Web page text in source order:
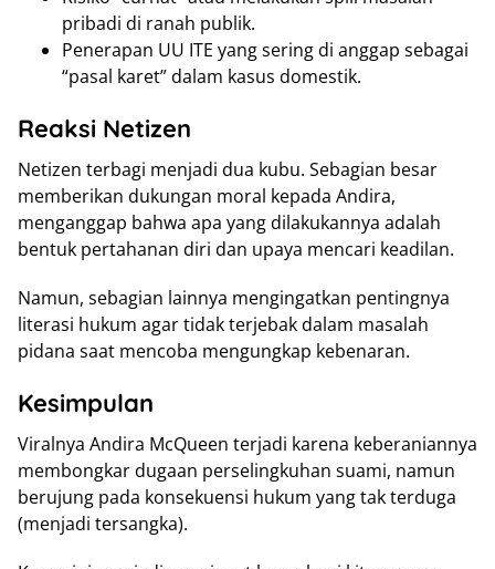
pribadi di ranah publik.
Penerapan UU ITE yang sering di anggap sebagai
“pasal karet” dalam kasus domestik.
Reaksi Netizen
Netizen terbagi menjadi dua kubu. Sebagian besar
memberikan dukungan moral kepada Andira,
menganggap bahwa apa yang dilakukannya adalah
bentuk pertahanan diri dan upaya mencari keadilan.
Namun, sebagian lainnya mengingatkan pentingnya
literasi hukum agar tidak terjebak dalam masalah
pidana saat mencoba mengungkap kebenaran.
Kesimpulan
Viralnya Andira McQueen terjadi karena keberaniannya
membongkar dugaan perselingkuhan suami, namun
berujung pada konsekuensi hukum yang tak terduga
(menjadi tersangka).